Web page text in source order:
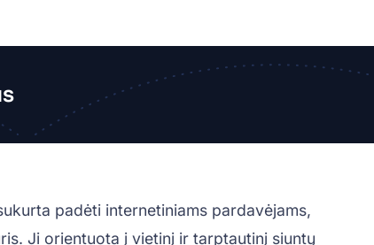
padėti internetiniams pardavėjams,
Ji orientuota į vietinį ir tarptautinį siuntų